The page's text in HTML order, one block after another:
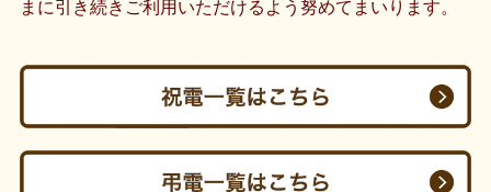
まに引き続きご利用いただけるよう努めてまいります。